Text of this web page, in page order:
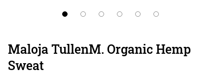
Maloja TullenM. Organic Hemp
Sweat